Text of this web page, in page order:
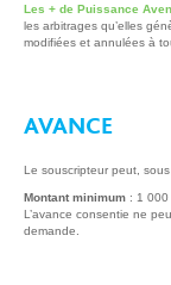
Les + de Puissance
les arbitrages qu’elles
modifiées et annulées à
AVANCE
Le souscripteur peut,
Montant minimum : 1 000
L’avance consentie ne
demande.